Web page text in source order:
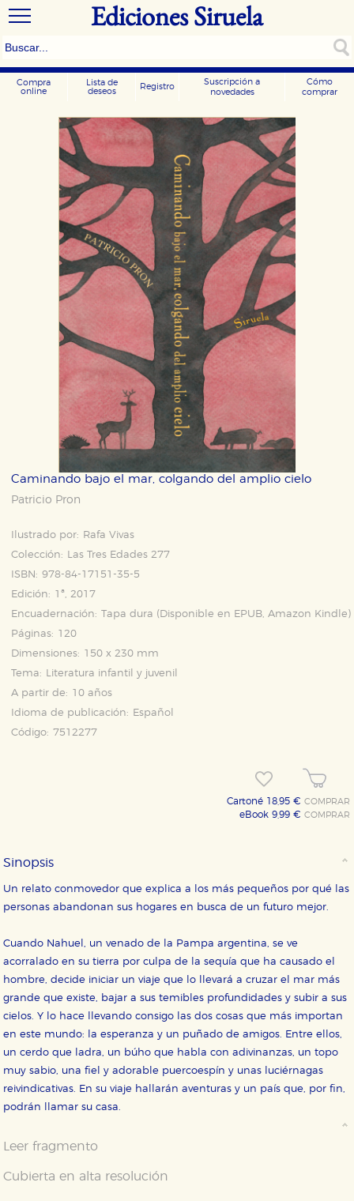
Ediciones Siruela
Compra
online
Lista de
deseos
Registro
Suscripción a
novedades
Cómo
comprar
Caminando bajo el mar, colgando del amplio cielo
Patricio Pron
Ilustrado por:
Rafa Vivas
Colección:
Las Tres Edades 277
ISBN: 978-84-17151-35-5
Edición: 1ª, 2017
Encuadernación: Tapa dura (Disponible en EPUB,Amazon Kindle )
Páginas: 120
Dimensiones: 150 x 230 mm
Tema:
Literatura infantil y juvenil
A partir de: 10 años
Idioma de publicación:
Español
Código: 7512277
Cartoné 18,95 €COMPRAR
eBook 9,99 €COMPRAR
Sinopsis
Un relato conmovedor que explica a los más pequeños por qué las
personas abandonan sus hogares en busca de un futuro mejor.
Cuando Nahuel, un venado de la Pampa argentina, se ve
acorralado en su tierra por culpa de la sequía que ha causado el
hombre, decide iniciar un viaje que lo llevará a cruzar el mar más
grande que existe, bajar a sus temibles profundidades y subir a sus
cielos. Y lo hace llevando consigo las dos cosas que más importan
en este mundo: la esperanza y un puñado de amigos. Entre ellos,
un cerdo que ladra, un búho que habla con adivinanzas, un topo
muy sabio, una fiel y adorable puercoespín y unas luciérnagas
reivindicativas. En su viaje hallarán aventuras y un país que, por fin,
podrán llamar su casa.
Leer fragmento
Cubierta en alta resolución
CONFIGURACIÓN DE COOKIES
HABILITAR TODO RECHAZAR TODO
Cookies necesarias
web funcione y no es posible deshabilitarlas desde
áreas de nuestra web dejen de funcionar
Cookies de rendimiento y analíticas